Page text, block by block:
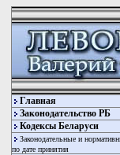
Главная
Законодательство РБ
Кодексы Беларуси
Законодательные и
по дате принятия